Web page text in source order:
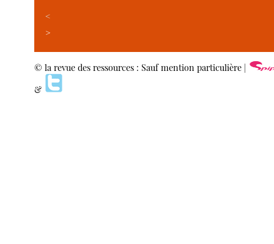
<
>
© la revue des ressources : Sauf mention particulière |
&